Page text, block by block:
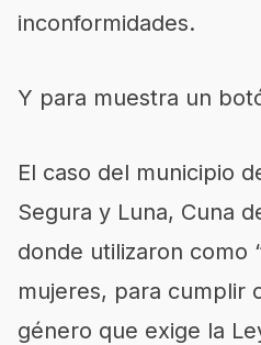
inconformidades.
Y para muestra un
El caso del municipio
Segura y Luna, Cuna
donde utilizaron como
mujeres, para cumplir
género que exige la